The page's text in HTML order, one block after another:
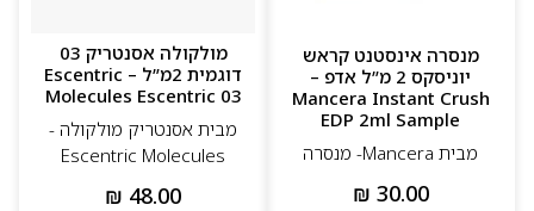
מנסרה אינסטנט קראש
יוניסקס 2 מ”ל אדפ –
Mancera Instant Crush
EDP 2ml Sample
מבית Mancera- מנסרה
₪ 30.00
מולקולה אסנטריק 03
דוגמית 2מ”ל – Escentric
Molecules Escentric 03
מבית אסנטריק מולקולה -
Escentric Molecules
₪ 48.00